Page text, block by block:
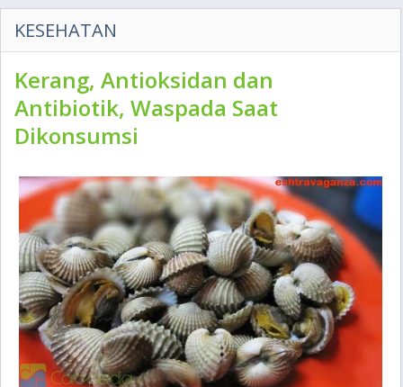
KESEHATAN
Kerang, Antioksidan dan
Antibiotik, Waspada Saat
Dikonsumsi